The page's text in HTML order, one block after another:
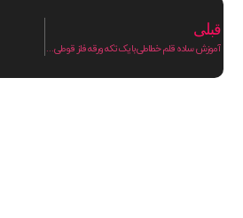
قبلی
آموزش ساده قلم خطاطی با یک تکه ورقه فلز قوطی نوشابه